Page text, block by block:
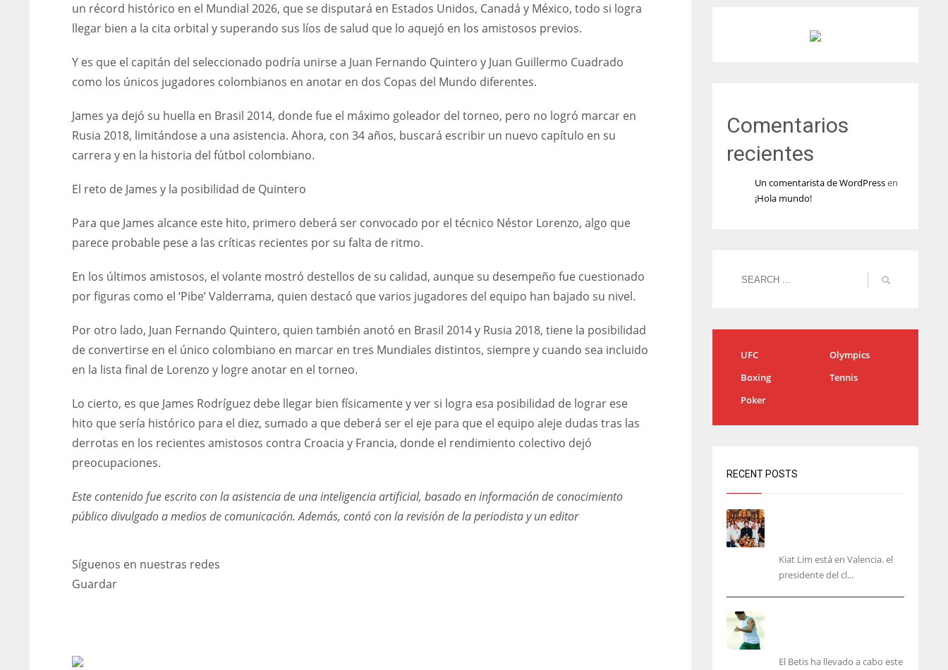
un récord histórico en el Mundial 2026, que se disputará en Estados Unidos, Canadá y México, todo si logra
llegar bien a la cita orbital y superando sus líos de salud que lo aquejó en los amistosos previos.
Y es que el capitán del seleccionado podría unirse a Juan Fernando Quintero y Juan Guillermo Cuadrado
como los únicos jugadores colombianos en anotar en dos Copas del Mundo diferentes.
James ya dejó su huella en Brasil 2014, donde fue el máximo goleador del torneo, pero no logró marcar en
Rusia 2018, limitándose a una asistencia. Ahora, con 34 años, buscará escribir un nuevo capítulo en su
carrera y en la historia del fútbol colombiano.
El reto de James y la posibilidad de Quintero
Para que James alcance este hito, primero deberá ser convocado por el técnico Néstor Lorenzo, algo que
parece probable pese a las críticas recientes por su falta de ritmo.
En los últimos amistosos, el volante mostró destellos de su calidad, aunque su desempeño fue cuestionado
por figuras como el ‘Pibe’ Valderrama, quien destacó que varios jugadores del equipo han bajado su nivel.
Por otro lado, Juan Fernando Quintero, quien también anotó en Brasil 2014 y Rusia 2018, tiene la posibilidad
de convertirse en el único colombiano en marcar en tres Mundiales distintos, siempre y cuando sea incluido
en la lista final de Lorenzo y logre anotar en el torneo.
Lo cierto, es que James Rodríguez debe llegar bien físicamente y ver si logra esa posibilidad de lograr ese
hito que sería histórico para el diez, sumado a que deberá ser el eje para que el equipo aleje dudas tras las
derrotas en los recientes amistosos contra Croacia y Francia, donde el rendimiento colectivo dejó
preocupaciones.
Este contenido fue escrito con la asistencia de una inteligencia artificial, basado en información de conocimiento
público divulgado a medios de comunicación. Además, contó con la revisión de la periodista y un editor
Síguenos en nuestras redes
Guardar
Comentarios
recientes
Un comentarista de WordPressen
¡Hola mundo!
UFC
Olympics
Boxing
Tennis
Poker
RECENT POSTS
Kiat Lim está en Valencia. el
presidente del cl...
El Betis ha llevado a cabo este